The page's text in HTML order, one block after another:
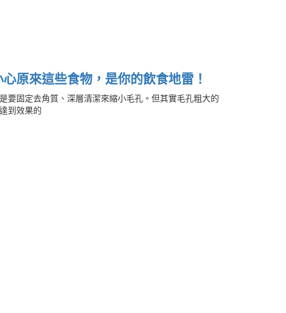
心原來這些食物，是你的飲食地雷！
要固定去角質、深層清潔來縮小毛孔。但其實毛孔粗大的
到效果的